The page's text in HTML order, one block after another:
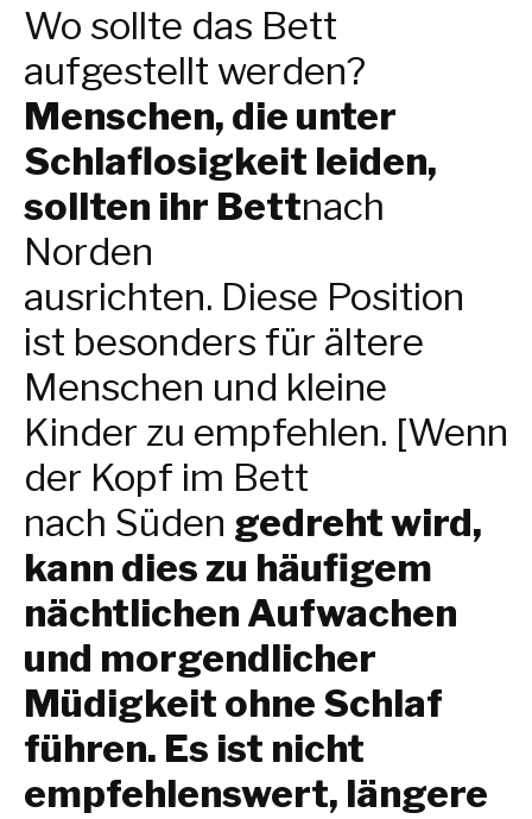
Wo sollte das Bett
aufgestellt werden?
Menschen, die unter
Schlaflosigkeit leiden,
sollten ihr Bettnach
Norden
ausrichten. Diese Position
ist besonders für ältere
Menschen und kleine
Kinder zu empfehlen. [Wenn
der Kopf im Bett
nach Süden gedreht wird,
kann dies zu häufigem
nächtlichen Aufwachen
und morgendlicher
Müdigkeit ohne Schlaf
führen. Es ist nicht
empfehlenswert, längere